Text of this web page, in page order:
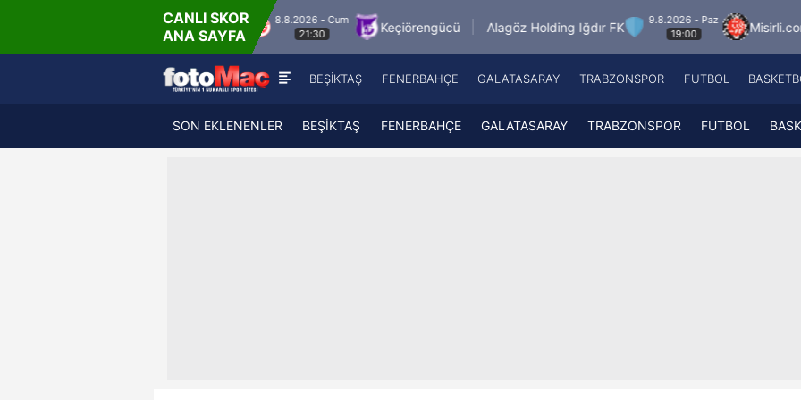
CANLI SKOR
ANA SAYFA
8.8.2026 - Cum
21:30
Keçiörengücü Alagöz Holding Iğdır FK
9.8.2026 - Paz
19:00
Misirli.com.tr Karagümrük
Fenerbahçe
Galatasaray
A
BEŞİKTAŞ FENERBAHÇE GALATASARAY TRABZONSPOR FUTBOL
SON EKLENENLER BEŞİKTAŞ FENERBAHÇE GALATASARAY TRABZONSPOR FUTBOL